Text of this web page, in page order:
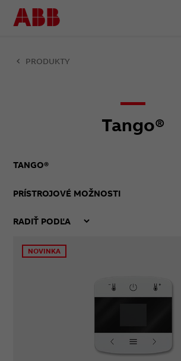
PRODUKTY
Tango®
TANGO®
PRÍSTROJOVÉ MOŽNOSTI
NOVINKA